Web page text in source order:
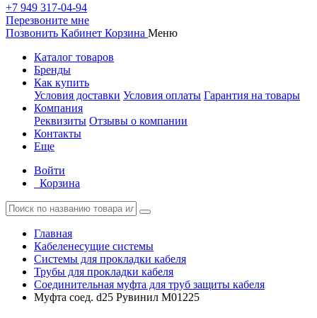
+7 949 317-04-94
Перезвоните мне
Позвонить Кабинет Корзина Меню
Каталог товаров
Бренды
Как купить
Условия доставки Условия оплаты Гарантия на товары
Компания
Реквизиты Отзывы о компании
Контакты
Еще
Войти
Корзина
Главная
Кабеленесущие системы
Системы для прокладки кабеля
Трубы для прокладки кабеля
Соединительная муфта для труб защиты кабеля
Муфта соед. d25 Рувинил М01225